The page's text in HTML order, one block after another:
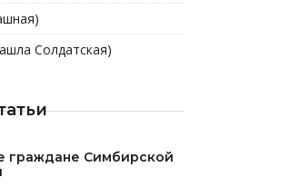
Солдатская)
граждане Симбирской